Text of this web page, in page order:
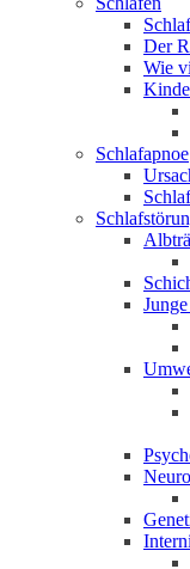
Der
Wie
Schlafapnoe